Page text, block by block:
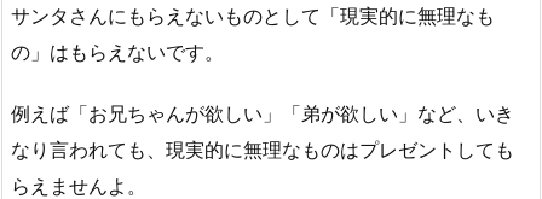
サンタさんにもらえないものとして「現実的に無理なも
の」はもらえないです。
例えば「お兄ちゃんが欲しい」「弟が欲しい」など、いき
なり言われても、現実的に無理なものはプレゼントしても
らえませんよ。